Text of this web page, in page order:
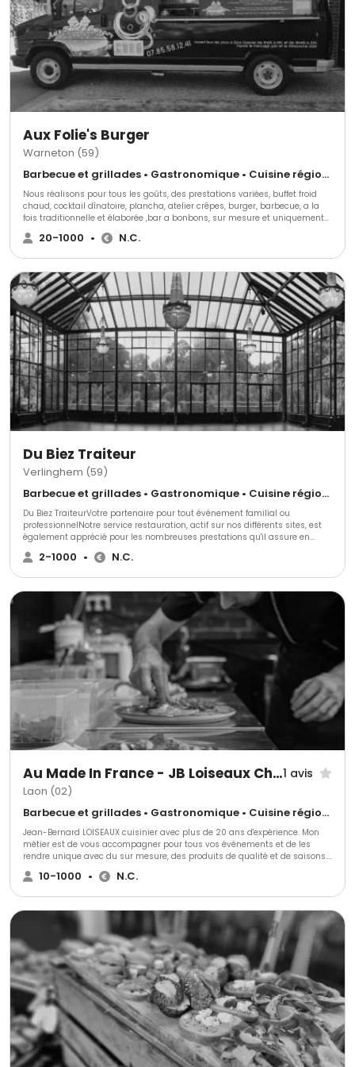
Aux Folie's Burger
Warneton (59)
Barbecue et grillades • Gastronomique • Cuisine régionale
Nous réalisons pour tous les goûts, des prestations variées, buffet froid
chaud, cocktail dînatoire, plancha, atelier crêpes, burger, barbecue, a la
fois traditionnelle et élaborée ,bar a bonbons, sur mesure et uniquement
des produits frais. Sans oublier notre fameux Food Truck de Burgers fait
maison qui se déplace chez vous ou sur votre lieu de travail pour votre
20-1000 • N.C.
Du Biez Traiteur
Verlinghem (59)
Barbecue et grillades • Gastronomique • Cuisine régionale
Du Biez TraiteurVotre partenaire pour tout événement familial ou
professionnelNotre service restauration, actif sur nos différents sites, est
également apprécié pour les nombreuses prestations qu'il assure en
entreprise, chez vous, ou dans tout autre lieu de votre choix.Un vernissage,
une inauguration, un espace VIP sur une manifestation sportive ou
2-1000 • N.C.
Au Made In France - JB Loiseaux Chef Evénementiel1 avis
Laon (02)
Barbecue et grillades • Gastronomique • Cuisine régionale
Jean-Bernard LOISEAUX cuisinier avec plus de 20 ans d'expérience. Mon
métier est de vous accompagner pour tous vos événements et de les
rendre unique avec du sur mesure, des produits de qualité et de saisons.
N'hésitez pas a nous solliciter !
10-1000 • N.C.